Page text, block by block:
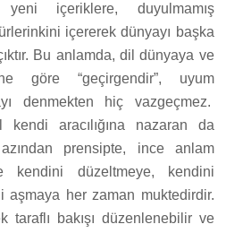
içeriklere, duyulmamış
içererek dünyayı başka
Bu anlamda, dil dünyaya ve
göre “geçirgendir”, uyum
denmekten hiç vazgeçmez.
aracılığına nazaran da
prensipte, ince anlam
kendini düzeltmeye, kendini
aşmaya her zaman muktedirdir.
taraflı bakışı düzenlenebilir ve